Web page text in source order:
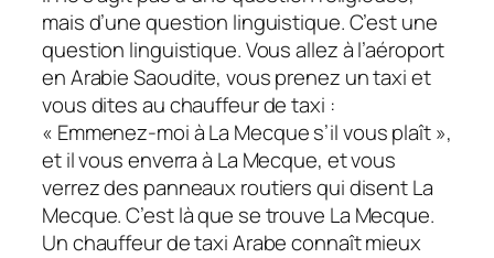
mais d’une question linguistique. C’est une
question linguistique. Vous allez à l’aéroport
en Arabie Saoudite, vous prenez un taxi et
vous dites au chauffeur de taxi :
« Emmenez-moi à La Mecque s’il vous plaît »,
et il vous enverra à La Mecque, et vous
verrez des panneaux routiers qui disent La
Mecque. C’est là que se trouve La Mecque.
Un chauffeur de taxi Arabe connaît mieux